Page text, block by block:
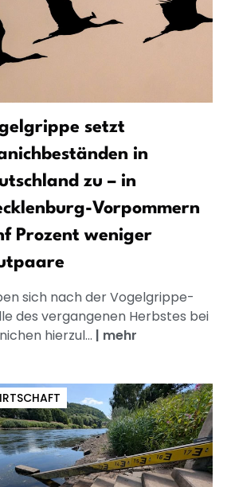
setzt
in
zu – in
Vorpommern
Prozent weniger
sich nach der Vogelgrippe-
des vergangenen Herbstes bei
hierzul... | mehr